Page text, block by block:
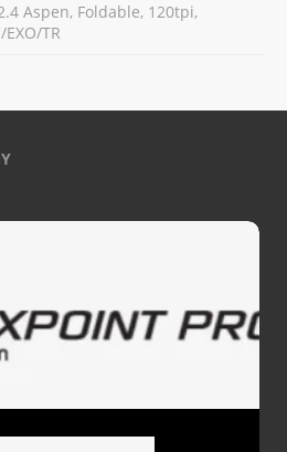
Aspen, Foldable, 120tpi,
TR